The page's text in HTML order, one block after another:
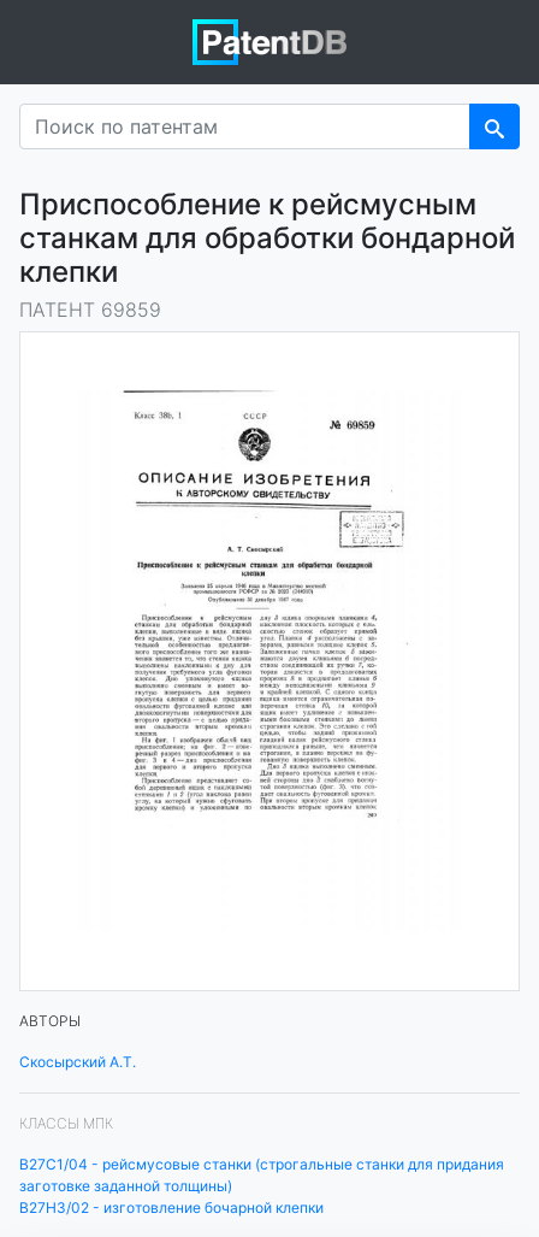
Приспособление к рейсмусным
станкам для обработки бондарной
клепки
ПАТЕНТ 69859
АВТОРЫ
Скосырский А.Т.
КЛАССЫ МПК
B27C1/04 - рейсмусовые станки (строгальные станки для придания
заготовке заданной толщины)
B27H3/02 - изготовление бочарной клепки